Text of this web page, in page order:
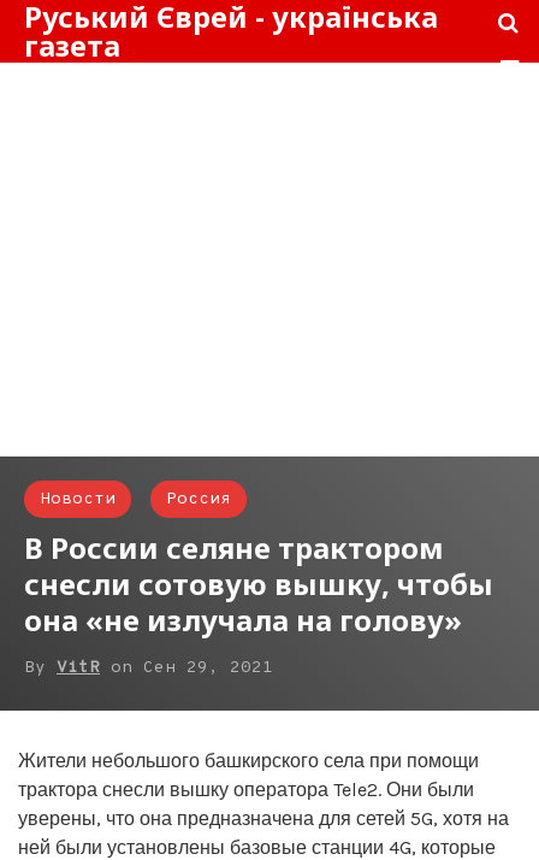
Руський Єврей - українська
газета
Новости Россия
В России селяне трактором
снесли сотовую вышку, чтобы
она «не излучала на голову»
By VitR on Сен 29, 2021
Жители небольшого башкирского села при помощи
трактора снесли вышку оператора Tele2. Они были
уверены, что она предназначена для сетей 5G, хотя на
ней были установлены базовые станции 4G, которые